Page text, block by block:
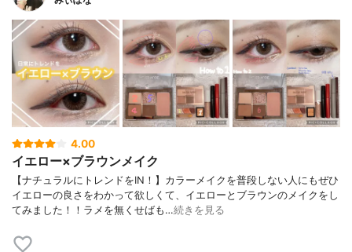
4.00
イエロー×ブラウンメイク
【ナチュラルにトレンドをIN！】カラーメイクを普段しない人にもぜひ
イエローの良さをわかって欲しくて、イエローとブラウンのメイクをし
てみました！！ラメを無くせばも…続きを見る